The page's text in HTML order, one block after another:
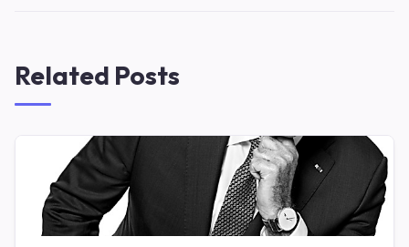
Related Posts